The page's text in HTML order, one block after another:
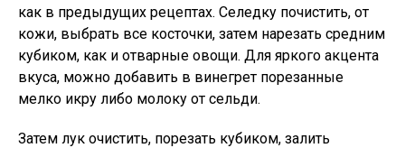
как в предыдущих рецептах. Селедку почистить, от
кожи, выбрать все косточки, затем нарезать средним
кубиком, как и отварные овощи. Для яркого акцента
вкуса, можно добавить в винегрет порезанные
мелко икру либо молоку от сельди.
Затем лук очистить, порезать кубиком, залить